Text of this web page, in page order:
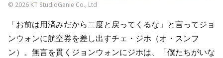
© 2026 KT StudioGenie Co., Ltd
「お前は用済みだから二度と戻ってくるな」と言ってジョ
ンウォンに航空券を差し出すチェ・ジホ（オ・スンフ
ン）。無言を貫くジョンウォンにジホは、「僕たちがいな